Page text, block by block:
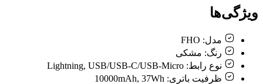
ویژگی‌ها
مدل: FHO
رنگ: مشکی
نوع رابط: Lightning, USB/USB-C/USB-Micro
ظرفیت باتری: 10000mAh, 37Wh